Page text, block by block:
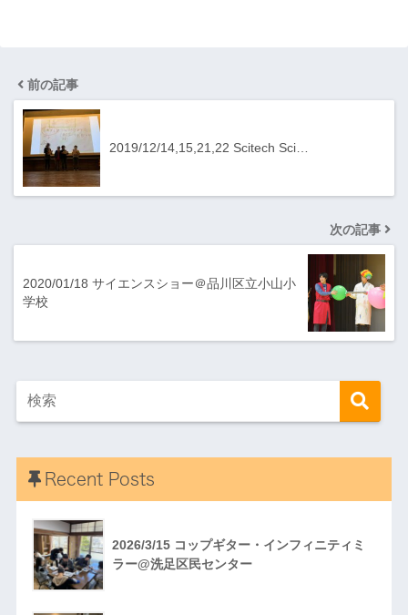
前の記事
2019/12/14,15,21,22 Scitech Sci…
次の記事
2020/01/18 サイエンスショー＠品川区立小山小
学校
Recent Posts
2026/3/15 コップギター・インフィニティミ
ラー@洗足区民センター